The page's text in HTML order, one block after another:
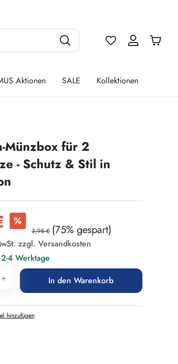
Du hast 0
Aktionen SALE Kollektionen
Münzbox für 2
- Schutz & Stil in
%
3,95 € (75% gespart)
zzgl. Versandkosten
4 Werktage
Gib den gewünschten
In den Warenkorb
hinzufügen